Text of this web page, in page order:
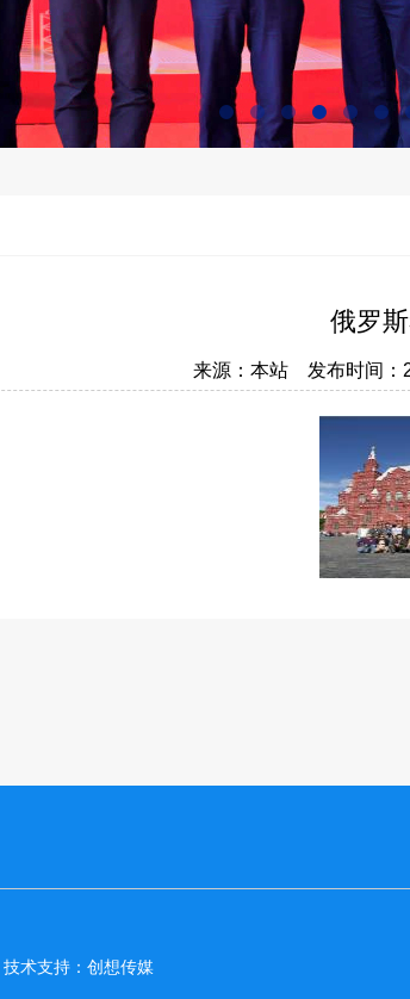
俄罗
来源：本站 发布时间：
技术支持：创想传媒